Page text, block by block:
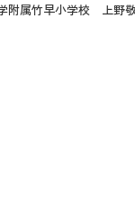
附属竹早小学校 上野